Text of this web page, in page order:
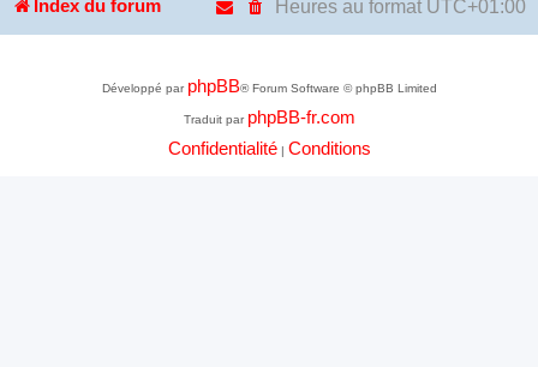
Index du forum Heures au format UTC+01:00
Développé par phpBB® Forum Software © phpBB Limited
Traduit par phpBB-fr.com
Confidentialité| Conditions